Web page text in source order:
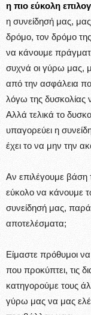
η πιο εύκολη
η συνείδησή μας,
δρόμο, τον δρόμο
να κάνουμε
συχνά οι γύρω μας,
από την ασφάλεια
λόγω της δυσκολίας
Αλλά τελικά το
υπαγορεύει η
έχει το να μην την
Αν επιλέγουμε βάση
εύκολο να κάνουμε
συνείδησή μας,
αποτελέσματα;
Είμαστε πρόθυμοι
που προκύπτει, τις
κατηγορούμε τους
γύρω μας να μας